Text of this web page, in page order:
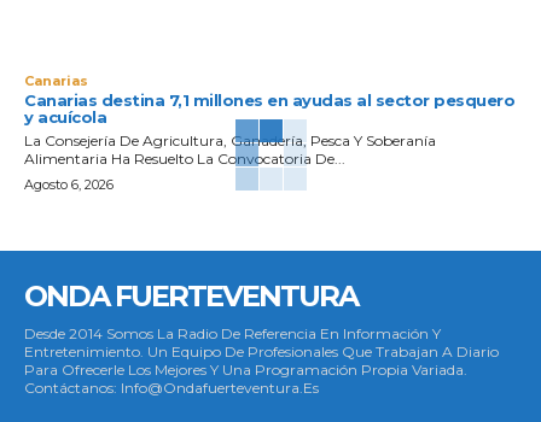
Canarias
Canarias destina 7,1 millones en ayudas al sector pesquero
y acuícola
La Consejería De Agricultura, Ganadería, Pesca Y Soberanía
Alimentaria Ha Resuelto La Convocatoria De...
Agosto 6, 2026
ONDA FUERTEVENTURA
Desde 2014 Somos La Radio De Referencia En Información Y
Entretenimiento. Un Equipo De Profesionales Que Trabajan A Diario
Para Ofrecerle Los Mejores Y Una Programación Propia Variada.
Contáctanos: Info@ondafuerteventura.es